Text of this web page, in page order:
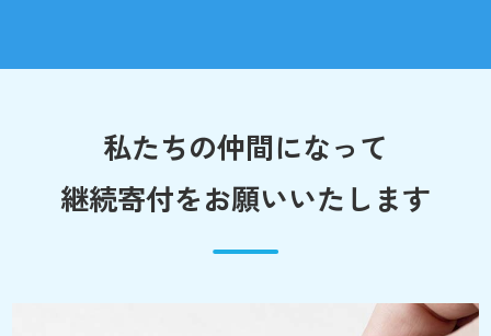
私たちの仲間になって
継続寄付をお願いいたします